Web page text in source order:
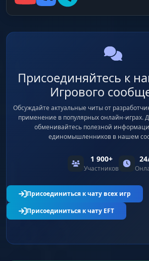
Присоединяйтесь к
Игрового
Обсуждайте актуальные читы от
применение в популярных онлайн-играх.
обменивайтесь полезной
единомышленников в нашем
1 900+
Участников
Присоединиться к чату всех игр
Присоединиться к чату EFT